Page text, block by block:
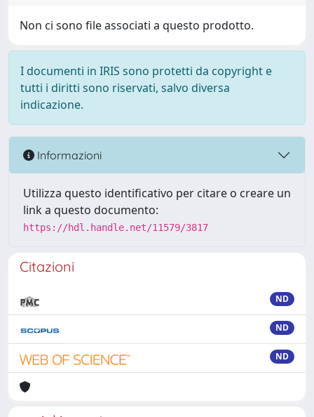
Non ci sono file associati a questo prodotto.
I documenti in IRIS sono protetti da copyright e
tutti i diritti sono riservati, salvo diversa
indicazione.
Informazioni
Utilizza questo identificativo per citare o creare un
link a questo documento:
https://hdl.handle.net/11579/3817
Citazioni
ND
ND
ND